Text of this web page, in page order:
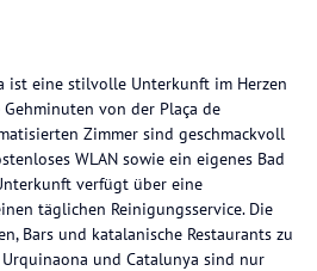
ist eine stilvolle Unterkunft im Herzen
von der Plaça de
Zimmer sind geschmackvoll
WLAN sowie ein eigenes Bad
verfügt über eine
täglichen Reinigungsservice. Die
Bars und katalanische Restaurants zu
und Catalunya sind nur